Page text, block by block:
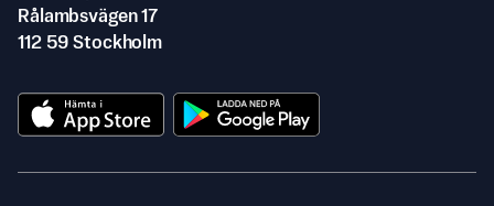
Rålambsvägen 17
112 59 Stockholm